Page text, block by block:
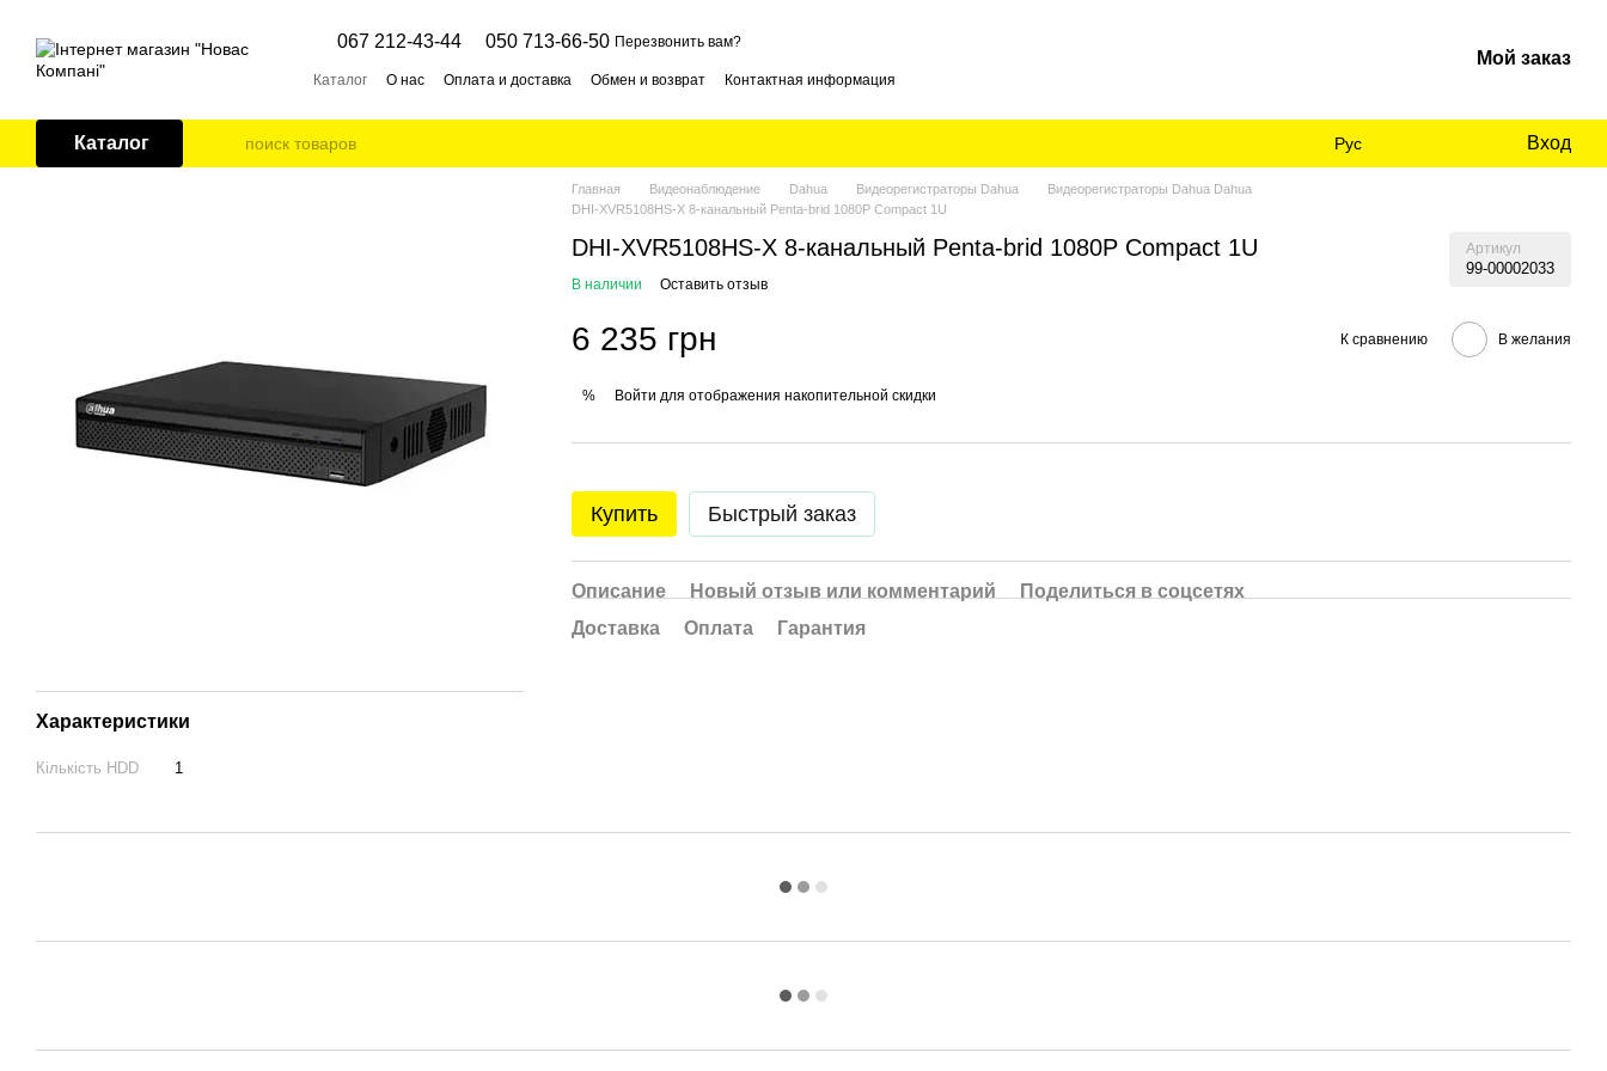
067 212-43-44 050 713-66-50 Перезвонить вам?
Каталог О нас Оплата и доставка Обмен и возврат Контактная информация
Мой заказ
Каталог Рус Вход
Характеристики
Кількість HDD 1
Главная Видеонаблюдение Dahua Видеорегистраторы Dahua
Видеорегистраторы Dahua Dahua
DHI-XVR5108HS-X 8-канальный Penta-brid 1080P Compact 1U
DHI-XVR5108HS-X 8-канальный Penta-brid 1080P Compact 1U Артикул
99-00002033
В наличии Оставить отзыв
6 235 грн К сравнению В желания
% Войти для отображения накопительной скидки
Купить Быстрый заказ
Описание Новый отзыв или комментарий
Поделиться в соцсетях
Доставка
Оплата Гарантия